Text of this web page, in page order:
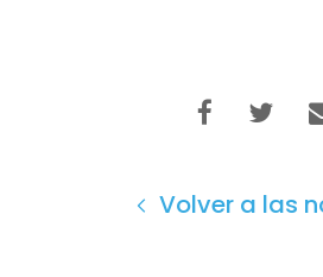
Volver a las